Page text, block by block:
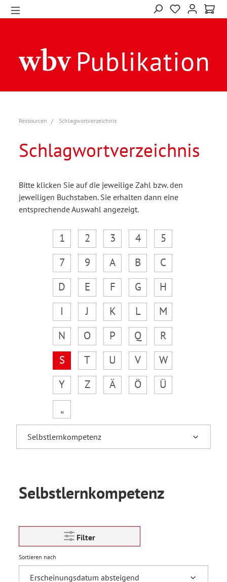
Ressourcen Schlagwortverzeichnis
Schlagwortverzeichnis
Bitte klicken Sie auf die jeweilige Zahl bzw. den
jeweiligen Buchstaben. Sie erhalten dann eine
entsprechende Auswahl angezeigt.
1 2 3 4
5
7
9 A B
C
D
E F G
H
I
J K L
M
N
O P Q
R
S
T U V
W
Y
Z Ä Ö
Ü
„
Selbstlernkompetenz
Filter
Sortieren nach